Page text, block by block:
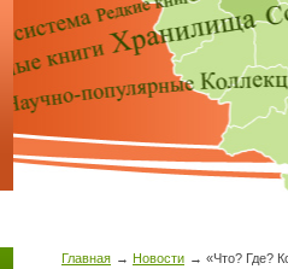
Главная Новости
«Что? Где?